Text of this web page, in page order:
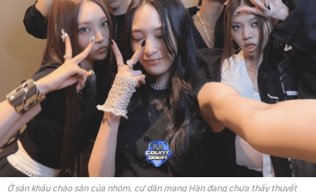
Ở sân khấu chào sân của nhóm, cư dân mạng Hàn đang chưa thấy thuyết